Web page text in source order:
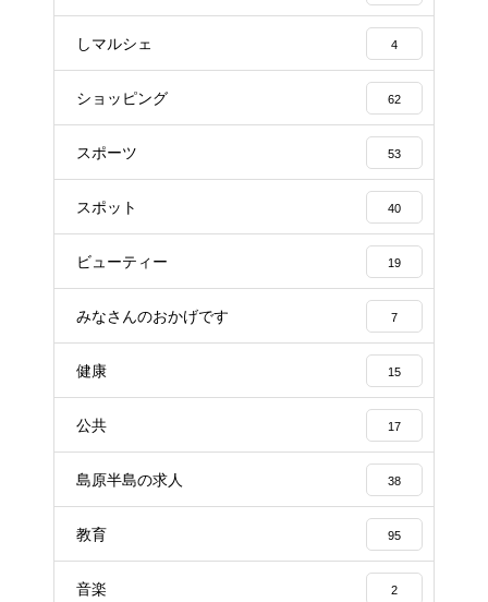
しマルシェ 4
ショッピング 62
スポーツ 53
スポット 40
ビューティー 19
みなさんのおかげです 7
健康 15
公共 17
島原半島の求人 38
教育 95
音楽 2